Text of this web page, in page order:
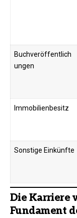
Buchveröffentlich
ungen
Immobilienbesitz
Sonstige Einkünfte
Die Karriere
Fundament